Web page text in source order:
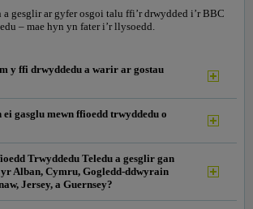
gesglir ar gyfer osgoi talu ffi’r drwydded i’r BBC
– mae hyn yn fater i’r llysoedd.
y ffi drwyddedu a warir ar gostau
ei gasglu mewn ffioedd trwyddedu o
Trwyddedu Teledu a gesglir gan
Alban, Cymru, Gogledd-ddwyrain
Jersey, a Guernsey?